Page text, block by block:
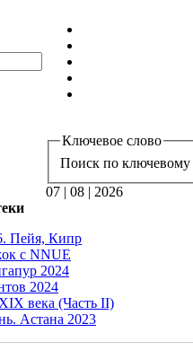
Ключевое слово
Поиск по ключевому
07 | 08 | 2026
Пейя, Кипр
с NNUE
2024
2024
века (Часть II)
Астана 2023